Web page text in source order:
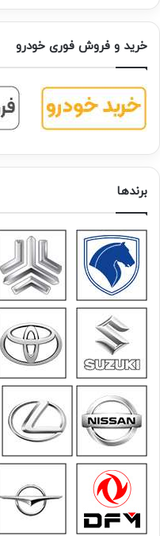
خرید و فروش فوری خودرو
برندها